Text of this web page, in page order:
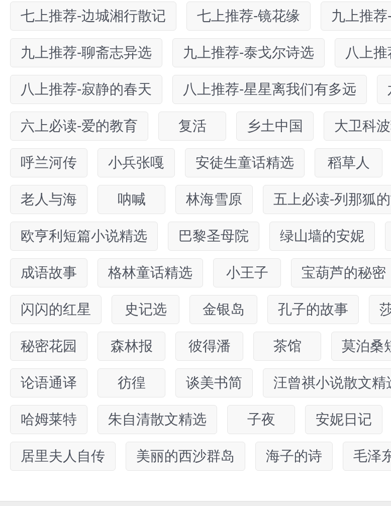
七上推荐-边城湘行散记 七上推荐-镜花缘 九上推
九上推荐-聊斋志异选 九上推荐-泰戈尔诗选 八上
八上推荐-寂静的春天 八上推荐-星星离我们有多远
六上必读-爱的教育 复活 乡土中国 大卫科
呼兰河传 小兵张嘎 安徒生童话精选 稻草人
老人与海 呐喊 林海雪原 五上必读-列那狐
欧亨利短篇小说精选 巴黎圣母院 绿山墙的安妮
成语故事 格林童话精选 小王子 宝葫芦的秘密
闪闪的红星 史记选 金银岛 孔子的故事
秘密花园 森林报 彼得潘 茶馆 莫泊桑
论语通译 彷徨 谈美书简 汪曾祺小说散文精
哈姆莱特 朱自清散文精选 子夜 安妮日记
居里夫人自传 美丽的西沙群岛 海子的诗 毛泽